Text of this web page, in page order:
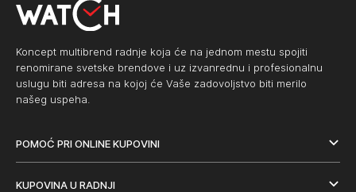
Koncept multibrend radnje koja će na jednom mestu spojiti
renomirane svetske brendove i uz izvanrednu i profesionalnu
uslugu biti adresa na kojoj će Vaše zadovoljstvo biti merilo
našeg uspeha.
POMOĆ PRI ONLINE KUPOVINI
KUPOVINA U RADNJI